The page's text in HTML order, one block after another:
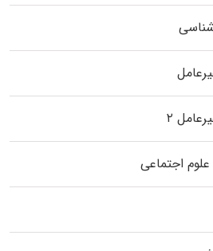
۲
اجتماعی